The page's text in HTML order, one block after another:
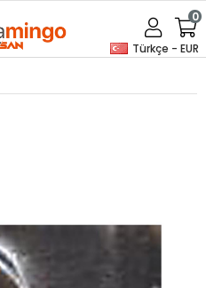
Türkçe - EUR
0